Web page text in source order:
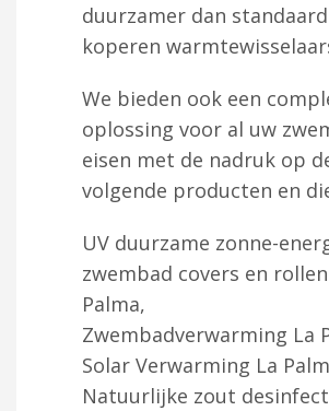
duurzamer dan standaard
koperen
We bieden ook een
oplossing voor al uw
eisen met de nadruk op
volgende producten en
UV duurzame zonne-
zwembad covers en
Palma,
Zwembadverwarming La
Solar Verwarming La
Natuurlijke zout